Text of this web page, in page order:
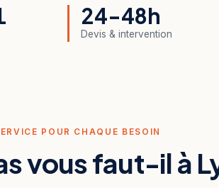
24-48h
Devis & intervention
POUR CHAQUE BESOIN
vous faut-il à